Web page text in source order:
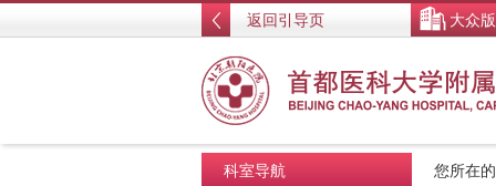
返回引导页 大众版
您所在
科室导航